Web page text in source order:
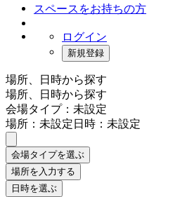
スペースをお持ちの方
ログイン
新規登録
場所、日時から探す
場所、日時から探す
会場タイプ：未設定
場所：未設定日時：未設定
会場タイプを選ぶ
場所を入力する
日時を選ぶ